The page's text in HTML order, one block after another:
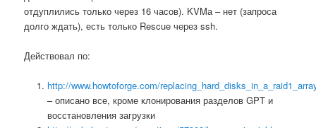
отдуплились только через 16 часов). KVMа – нет (запроса
долго ждать), есть только Rescue через ssh.
Действовал по:
http://www.howtoforge.com/
– описано все, кроме клонирования разделов GPT и
восстановления загрузки